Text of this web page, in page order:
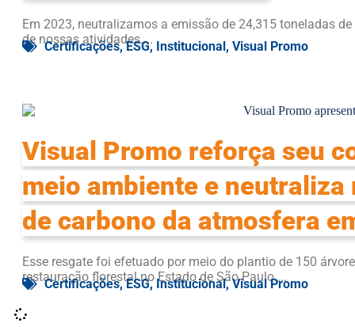
Em 2023, neutralizamos a emissão de 24,315 toneladas
de nossas atividades....
Certificações,ESG, Institucional , Visual Promo
Visual Promo reforça seu
meio ambiente e neutraliza
de carbono da atmosfera
Esse resgate foi efetuado por meio do plantio de 150
restauração florestal no Estado de São Paulo....
Certificações,ESG,Institucional,Visual Promo